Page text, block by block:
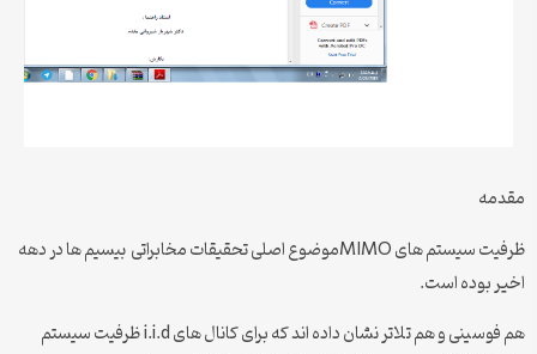
مقدمه
ظرفیت سیستم های MIMOموضوع اصلی تحقیقات مخابراتی بیسیم ها در دهه
اخیر بوده است.
هم فوسینی و هم تلاتر نشان داده اند که برای کانال های i.i.d ظرفیت سیستم